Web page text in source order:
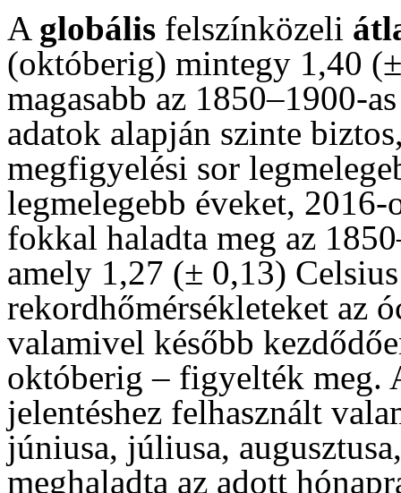
A globális felszínközeli
(októberig) mintegy 1,40
magasabb az 1850–1900-
adatok alapján szinte
megfigyelési sor
legmelegebb éveket,
fokkal haladta meg az
amely 1,27 (± 0,13)
rekordhőmérsékleteket az
valamivel később
októberig – figyelték meg.
jelentéshez felhasznált
júniusa, júliusa,
meghaladta az adott